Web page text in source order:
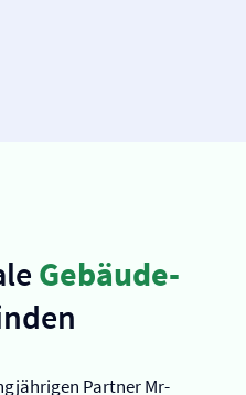
Gebäude­
Partner Mr-